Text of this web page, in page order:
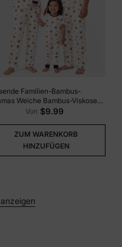
Familien-Bambus-
Weiche Bambus-Viskose-
für Männer, Frauen,
Oberteil und langer Hose
Von $9.99
ZUM WARENKORB
HINZUFÜGEN